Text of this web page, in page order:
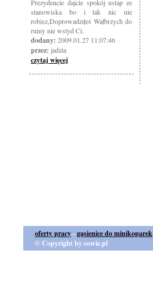
Prezydencie dajcie spokój ustap ze
stanowiska bo i tak nic nie
robisz,Doprowadziłeś Wałbrzych do
ruiny nie wstyd Ci.
dodany: 2009.01.27 11:07:46
przez: jadzia
czytaj więcej
oferty pracy-gąsienice do minikoparek
© Copyright by sowie.pl